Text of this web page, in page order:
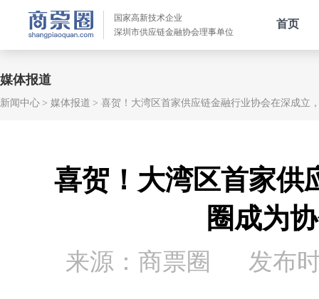
国家高新技术企业
深圳市供应链金融协会理事单位
首页
媒体报道
新闻中心 媒体报道 喜贺！大湾区首家供应链金融行业协会在深成立
喜贺！大湾区首家供
圈成为
来源：商票圈 发布